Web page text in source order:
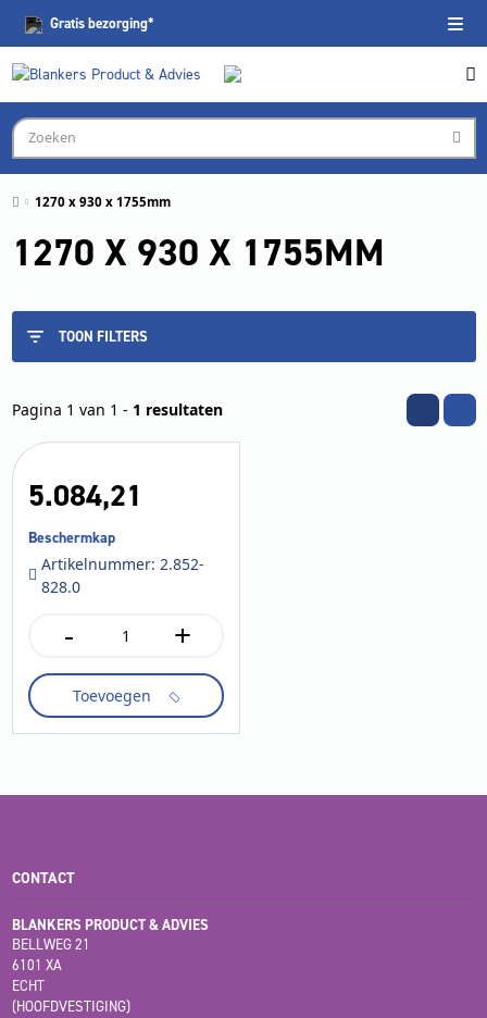
Gratisbezorging*
1270 x 930 x 1755mm
1270 X 930 X 1755MM
TOON FILTERS
Pagina 1 van 1 - 1 resultaten
5.084,21
Beschermkap
Artikelnummer: 2.852-
828.0
-
Beschermkap
+
Toevoegen
CONTACT
BLANKERS PRODUCT & ADVIES
BELLWEG 21
6101 XA
ECHT
(HOOFDVESTIGING)